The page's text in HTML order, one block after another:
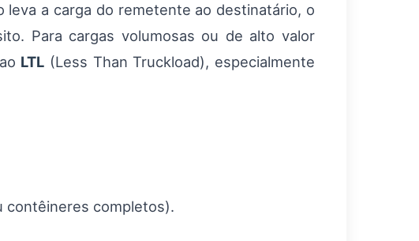
a carga do remetente ao destinatário, o
Para cargas volumosas ou de alto valor
LTL (Less Than Truckload), especialmente
contêineres completos).